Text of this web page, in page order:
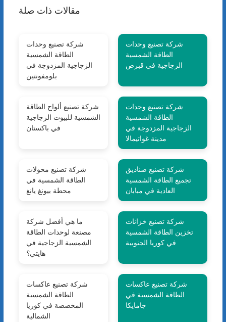
مقالات ذات صلة
شركة تصنيع وحدات
الطاقة الشمسية
الزجاجية المزدوجة في
بلومفونتين
شركة تصنيع وحدات
الطاقة الشمسية
الزجاجية في قبرص
شركة تصنيع ألواح الطاقة
الشمسية للبيوت الزجاجية
في باكستان
شركة تصنيع وحدات
الطاقة الشمسية
الزجاجية المزدوجة في
مدينة غواتيمالا
شركة تصنيع محولات
الطاقة الشمسية في
محطة بيونغ يانغ
شركة تصنيع صناديق
تجميع الطاقة الشمسية
العادية في مبابان
ما هي أفضل شركة
مصنعة لوحدات الطاقة
الشمسية الزجاجية في
هايتي؟
شركة تصنيع خزانات
تخزين الطاقة الشمسية
في كوريا الجنوبية
شركة تصنيع عاكسات
الطاقة الشمسية
المخصصة في كوريا
الشمالية
شركة تصنيع عاكسات
الطاقة الشمسية في
جامايكا